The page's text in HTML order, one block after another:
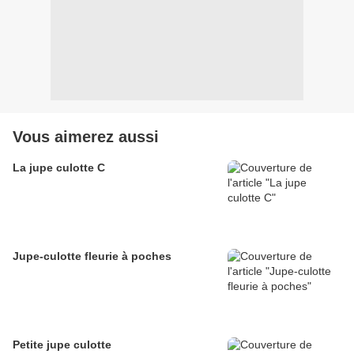
Vous aimerez aussi
La jupe culotte C
Jupe-culotte fleurie à poches
Petite jupe culotte